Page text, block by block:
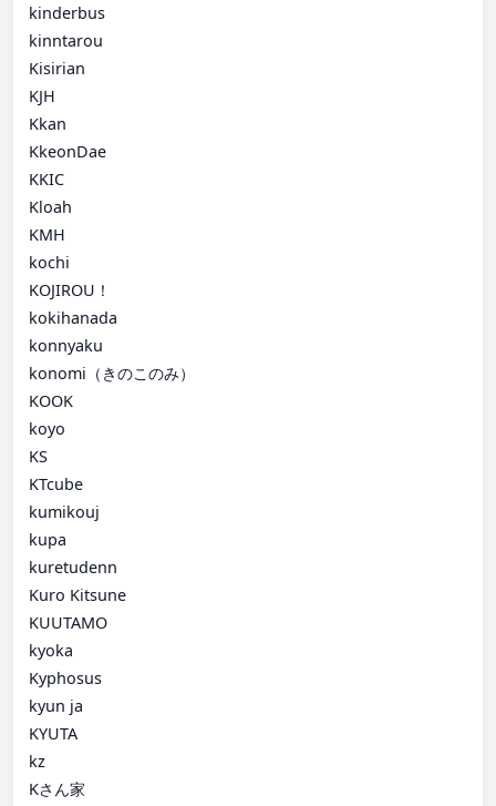
kinderbus
kinntarou
Kisirian
KJH
Kkan
KkeonDae
KKIC
Kloah
KMH
kochi
KOJIROU！
kokihanada
konnyaku
konomi（きのこのみ）
KOOK
koyo
KS
KTcube
kumikouj
kupa
kuretudenn
Kuro Kitsune
KUUTAMO
kyoka
Kyphosus
kyun ja
KYUTA
kz
Kさん家